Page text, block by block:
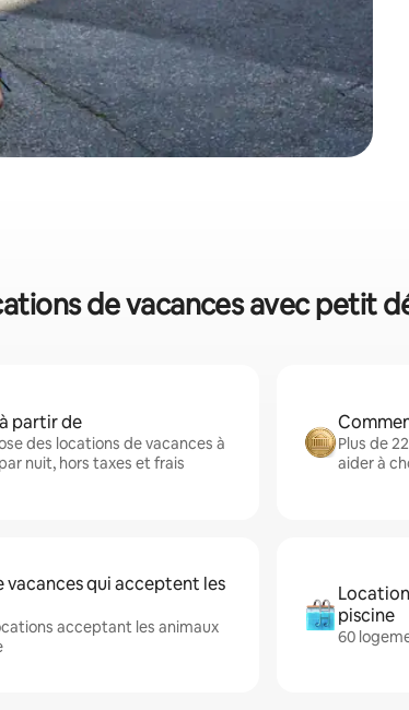
de vacances avec petit
partir de
des locations de vacances à
nuit, hors taxes et frais
Plus de
aider à
vacances qui acceptent les
acceptant les animaux
piscine
60